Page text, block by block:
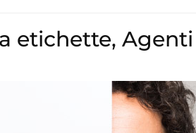
etichette,